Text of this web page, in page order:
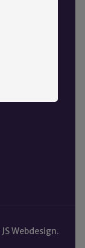
JS Webdesign.